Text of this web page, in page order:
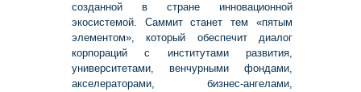
созданной в стране инновационной
экосистемой. Саммит станет тем «пятым
элементом», который обеспечит диалог
корпораций с институтами развития,
университетами, венчурными фондами,
акселераторами, бизнес-ангелами,